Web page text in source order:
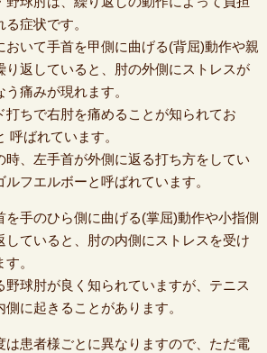
症状です。
おいて手首を甲側に曲げる(背屈)動作や親
り返していると、肘の外側にストレスが
痛みが現れます。
打ちで右肘を痛めることが知られてお
呼ばれています。
時、左手首が外側に返る打ち方をしてい
フエルボーと呼ばれています。
を手のひら側に曲げる(掌屈)動作や小指側
していると、肘の内側にストレスを受け
。
野球肘が良く知られていますが、テニス
に起きることがあります。
は患者様ごとに異なりますので、ただ電